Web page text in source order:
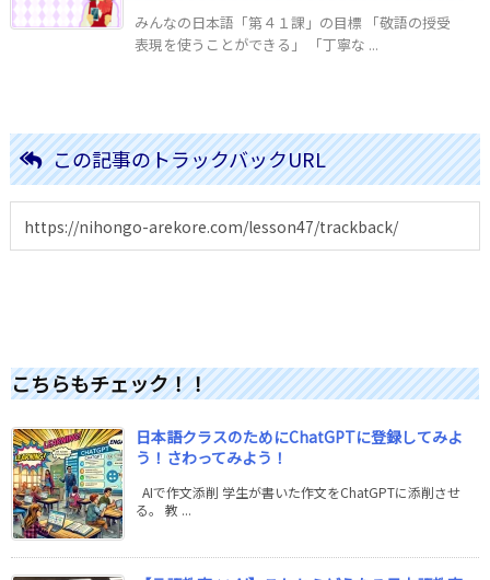
みんなの日本語「第４１課」の目標 「敬語の授受
表現を使うことができる」 「丁寧な ...
この記事のトラックバックURL
こちらもチェック！！
日本語クラスのためにChatGPTに登録してみよ
う！さわってみよう！
AIで作文添削 学生が書いた作文をChatGPTに添削させ
る。 教 ...